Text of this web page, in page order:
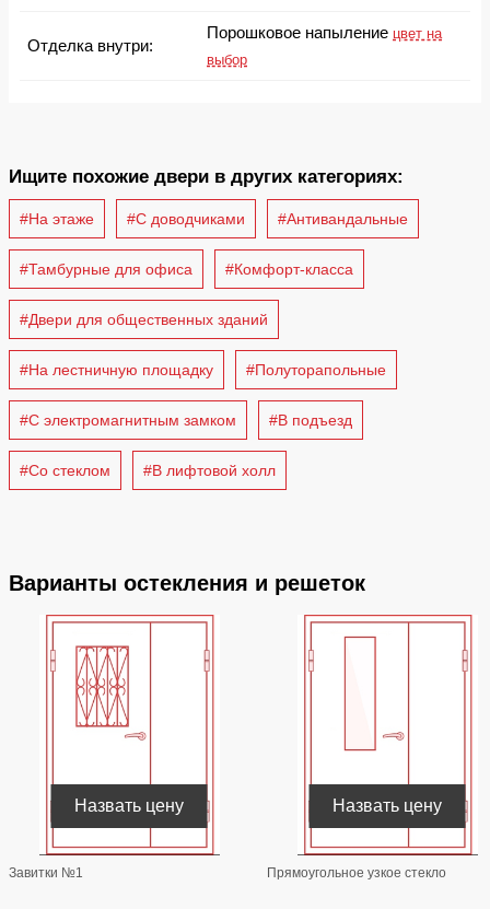
Отделка внутри:
Порошковое напыление цвет на
выбор
Ищите похожие двери в других категориях:
#На этаже #С доводчиками #Антивандальные
#Тамбурные для офиса #Комфорт-класса
#Двери для общественных зданий
#На лестничную площадку #Полуторапольные
#С электромагнитным замком #В подъезд
#Со стеклом #В лифтовой холл
Варианты остекления и решеток
Завитки №1
Назвать цену
Прямоугольное узкое стекло
Назвать цену